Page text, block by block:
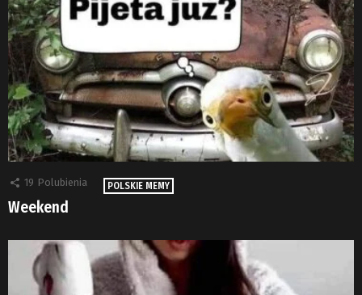
19 Polubienia POLSKIE MEMY
Weekend